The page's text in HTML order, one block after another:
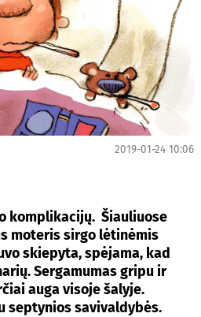
2019-01-24 10:06
komplikacijų. Šiauliuose
moteris sirgo lėtinėmis
skiepyta, spėjama, kad
Sergamumas gripu ir
auga visoje šalyje.
septynios savivaldybės.